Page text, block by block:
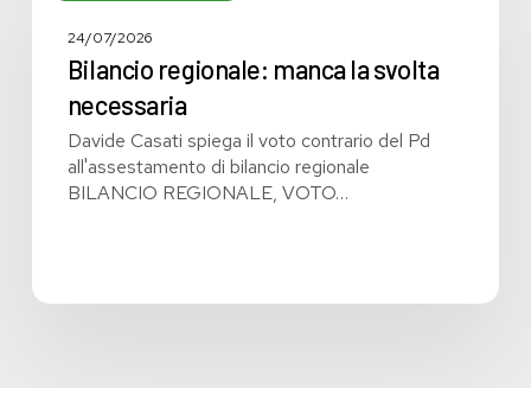
svolta
24/07/2026
Bilancio regionale: manca la svolta
necessaria
Davide Casati spiega il voto contrario del Pd
all'assestamento di bilancio regionale
BILANCIO REGIONALE, VOTO…